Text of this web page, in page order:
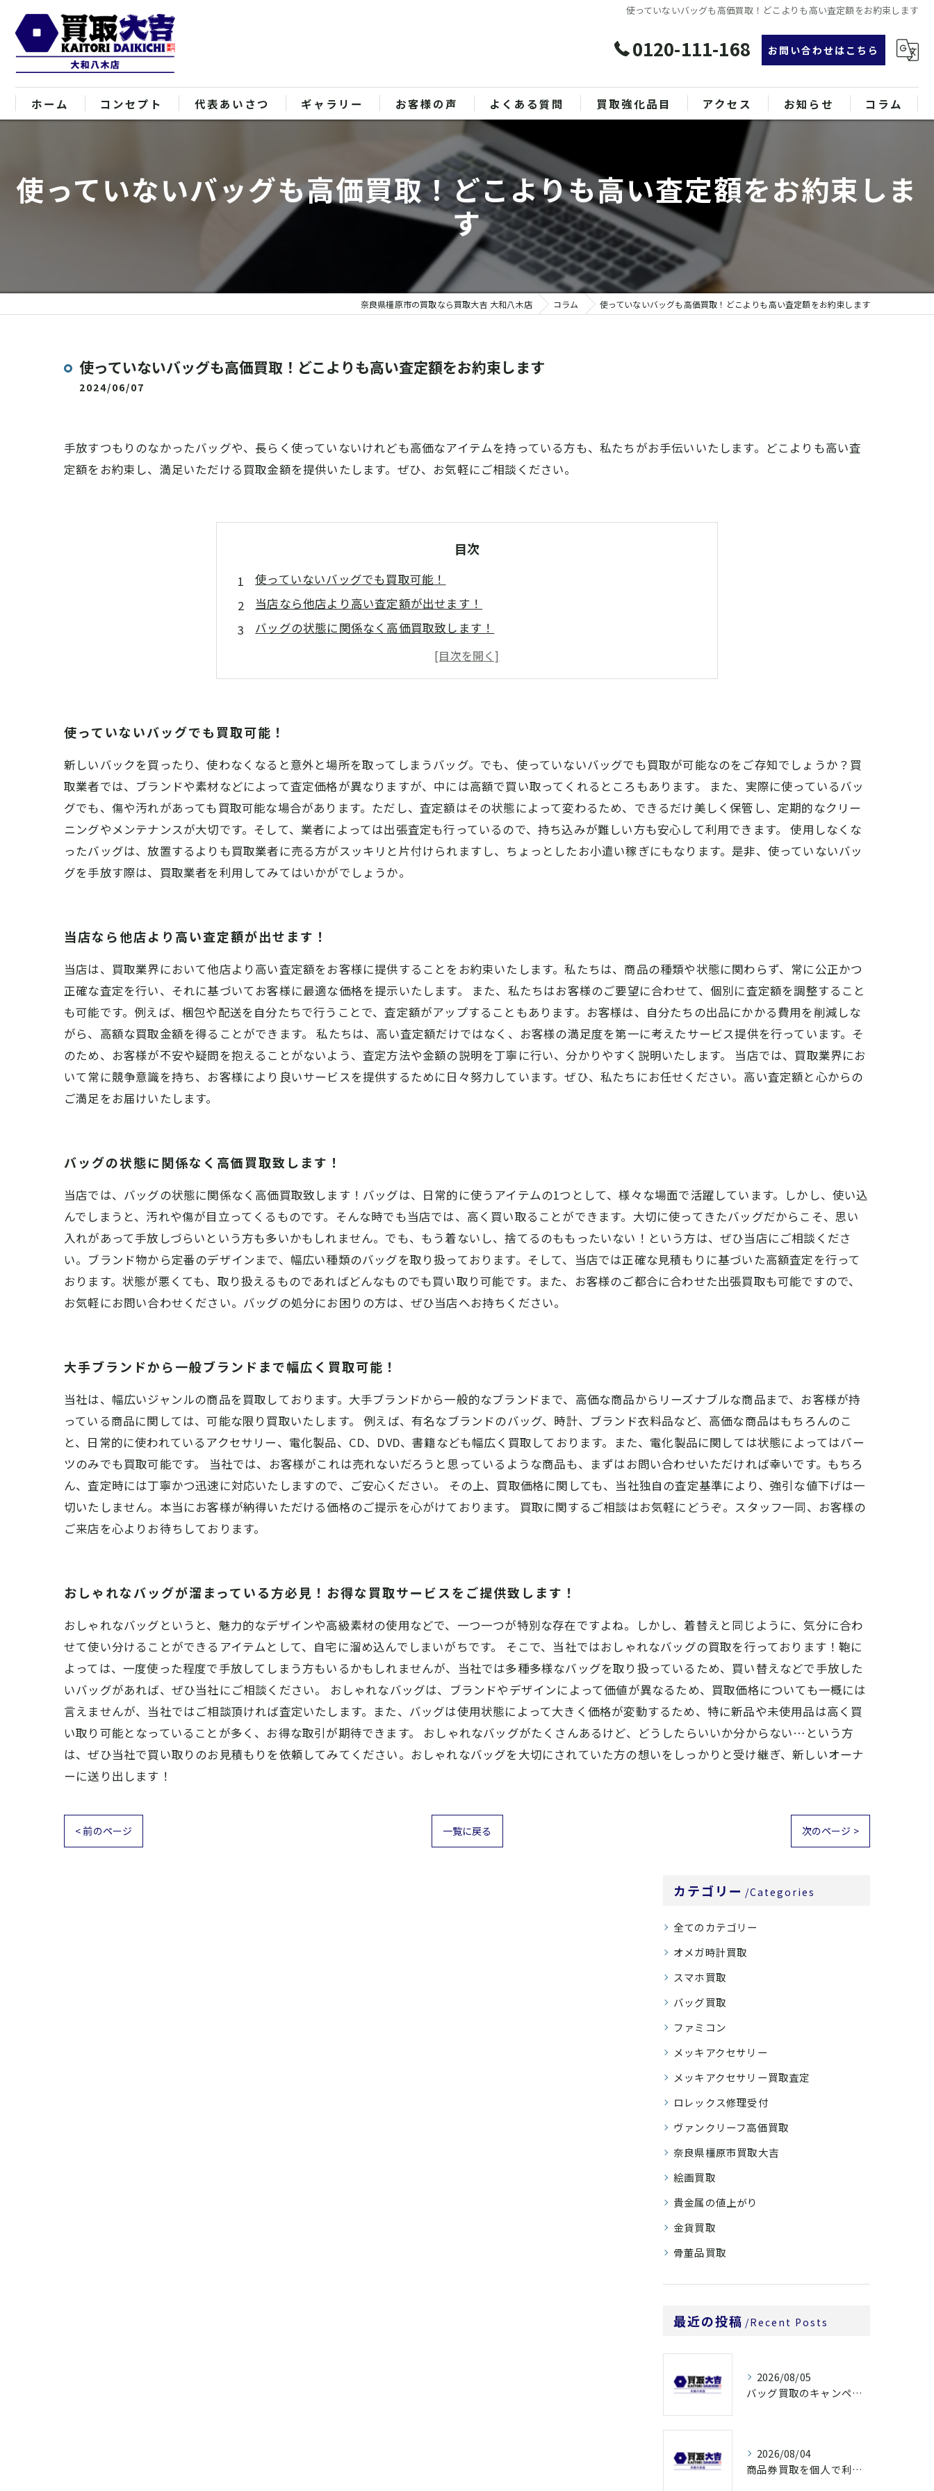
使っていないバッグも高価買取！どこよりも高い査定額をお約束します
0120-111-168 お問い合わせはこちら
ホーム コンセプト 代表あいさつ ギャラリー お客様の声 よくある質問 買取強化品目
ブランド品
貴金属
時計
金
アクセス お知らせ コラム
使っていないバッグも高価買取！どこよりも高い査定額をお約束しま
す
奈良県橿原市の買取なら買取大吉 大和八木店 コラム 使っていないバッグも高価買取！どこよりも高い査定額をお約束します
使っていないバッグも高価買取！どこよりも高い査定額をお約束します
2024/06/07
手放すつもりのなかったバッグや、長らく使っていないけれども高価なアイテムを持っている方も、私たちがお手伝いいたします。どこよりも高い査
定額をお約束し、満足いただける買取金額を提供いたします。ぜひ、お気軽にご相談ください。
目次
使っていないバッグでも買取可能！
当店なら他店より高い査定額が出せます！
バッグの状態に関係なく高価買取致します！
大手ブランドから一般ブランドまで幅広く買取可能！
おしゃれなバッグが溜まっている方必見！お得な買取サービスをご提供致します！
使っていないバッグでも買取可能！
新しいバックを買ったり、使わなくなると意外と場所を取ってしまうバッグ。でも、使っていないバッグでも買取が可能なのをご存知でしょうか？買
取業者では、ブランドや素材などによって査定価格が異なりますが、中には高額で買い取ってくれるところもあります。 また、実際に使っているバッ
グでも、傷や汚れがあっても買取可能な場合があります。ただし、査定額はその状態によって変わるため、できるだけ美しく保管し、定期的なクリー
ニングやメンテナンスが大切です。そして、業者によっては出張査定も行っているので、持ち込みが難しい方も安心して利用できます。 使用しなくな
ったバッグは、放置するよりも買取業者に売る方がスッキリと片付けられますし、ちょっとしたお小遣い稼ぎにもなります。是非、使っていないバッ
グを手放す際は、買取業者を利用してみてはいかがでしょうか。
当店なら他店より高い査定額が出せます！
当店は、買取業界において他店より高い査定額をお客様に提供することをお約束いたします。私たちは、商品の種類や状態に関わらず、常に公正かつ
正確な査定を行い、それに基づいてお客様に最適な価格を提示いたします。 また、私たちはお客様のご要望に合わせて、個別に査定額を調整すること
も可能です。例えば、梱包や配送を自分たちで行うことで、査定額がアップすることもあります。お客様は、自分たちの出品にかかる費用を削減しな
がら、高額な買取金額を得ることができます。 私たちは、高い査定額だけではなく、お客様の満足度を第一に考えたサービス提供を行っています。そ
のため、お客様が不安や疑問を抱えることがないよう、査定方法や金額の説明を丁寧に行い、分かりやすく説明いたします。 当店では、買取業界にお
いて常に競争意識を持ち、お客様により良いサービスを提供するために日々努力しています。ぜひ、私たちにお任せください。高い査定額と心からの
ご満足をお届けいたします。
バッグの状態に関係なく高価買取致します！
当店では、バッグの状態に関係なく高価買取致します！バッグは、日常的に使うアイテムの1つとして、様々な場面で活躍しています。しかし、使い込
んでしまうと、汚れや傷が目立ってくるものです。そんな時でも当店では、高く買い取ることができます。大切に使ってきたバッグだからこそ、思い
入れがあって手放しづらいという方も多いかもしれません。でも、もう着ないし、捨てるのももったいない！という方は、ぜひ当店にご相談くださ
い。ブランド物から定番のデザインまで、幅広い種類のバッグを取り扱っております。そして、当店では正確な見積もりに基づいた高額査定を行って
おります。状態が悪くても、取り扱えるものであればどんなものでも買い取り可能です。また、お客様のご都合に合わせた出張買取も可能ですので、
お気軽にお問い合わせください。バッグの処分にお困りの方は、ぜひ当店へお持ちください。
大手ブランドから一般ブランドまで幅広く買取可能！
当社は、幅広いジャンルの商品を買取しております。大手ブランドから一般的なブランドまで、高価な商品からリーズナブルな商品まで、お客様が持
っている商品に関しては、可能な限り買取いたします。 例えば、有名なブランドのバッグ、時計、ブランド衣料品など、高価な商品はもちろんのこ
と、日常的に使われているアクセサリー、電化製品、CD、DVD、書籍なども幅広く買取しております。また、電化製品に関しては状態によってはパー
ツのみでも買取可能です。 当社では、お客様がこれは売れないだろうと思っているような商品も、まずはお問い合わせいただければ幸いです。もちろ
ん、査定時には丁寧かつ迅速に対応いたしますので、ご安心ください。 その上、買取価格に関しても、当社独自の査定基準により、強引な値下げは一
切いたしません。本当にお客様が納得いただける価格のご提示を心がけております。 買取に関するご相談はお気軽にどうぞ。スタッフ一同、お客様の
ご来店を心よりお待ちしております。
おしゃれなバッグが溜まっている方必見！お得な買取サービスをご提供致します！
おしゃれなバッグというと、魅力的なデザインや高級素材の使用などで、一つ一つが特別な存在ですよね。しかし、着替えと同じように、気分に合わ
せて使い分けることができるアイテムとして、自宅に溜め込んでしまいがちです。 そこで、当社ではおしゃれなバッグの買取を行っております！鞄に
よっては、一度使った程度で手放してしまう方もいるかもしれませんが、当社では多種多様なバッグを取り扱っているため、買い替えなどで手放した
いバッグがあれば、ぜひ当社にご相談ください。 おしゃれなバッグは、ブランドやデザインによって価値が異なるため、買取価格についても一概には
言えませんが、当社ではご相談頂ければ査定いたします。また、バッグは使用状態によって大きく価格が変動するため、特に新品や未使用品は高く買
い取り可能となっていることが多く、お得な取引が期待できます。 おしゃれなバッグがたくさんあるけど、どうしたらいいか分からない…という方
は、ぜひ当社で買い取りのお見積もりを依頼してみてください。おしゃれなバッグを大切にされていた方の想いをしっかりと受け継ぎ、新しいオーナ
ーに送り出します！
< 前のページ 一覧に戻る 次のページ >
カテゴリー Categories
全てのカテゴリー
オメガ時計買取
スマホ買取
バッグ買取
ファミコン
メッキアクセサリー
メッキアクセサリー買取査定
ロレックス修理受付
ヴァンクリーフ高価買取
奈良県橿原市買取大吉
絵画買取
貴金属の値上がり
金貨買取
骨董品買取
最近の投稿 Recent Posts
2026/08/05
バッグ買取のキャンペーンで奈良県橿原市でお得に売るための条件と注意点徹底ガイド
2026/08/04
商品券買取を個人で利用する際の奈良県橿原市で知っておきたい高換金ポイント